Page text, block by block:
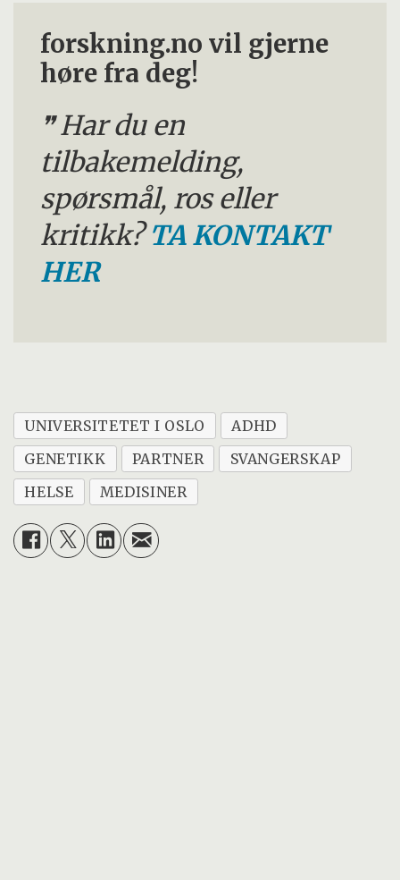
forskning.no vil gjerne
høre fra deg!
Har du en
tilbakemelding,
spørsmål, ros eller
kritikk?TA KONTAKT
HER
UNIVERSITETET I OSLO
ADHD
GENETIKK
PARTNER
SVANGERSKAP
HELSE
MEDISINER